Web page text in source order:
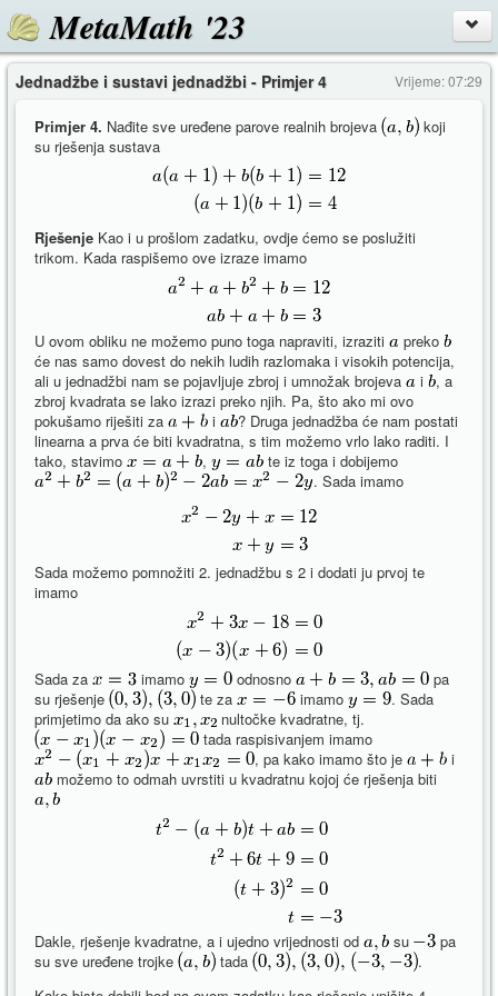
MetaMath '23
Vrijeme: 07:29
Jednadžbe i sustavi jednadžbi - Primjer 4
Primjer 4. Nađite sve uređene parove realnih brojeva
koji
su rješenja sustava
Rješenje Kao i u prošlom zadatku, ovdje ćemo se poslužiti
trikom. Kada raspišemo ove izraze imamo
U ovom obliku ne možemo puno toga napraviti, izraziti
preko
će nas samo dovest do nekih ludih razlomaka i visokih potencija,
ali u jednadžbi nam se pojavljuje zbroj i umnožak brojeva
i
, a
zbroj kvadrata se lako izrazi preko njih. Pa, što ako mi ovo
pokušamo riješiti za
i
? Druga jednadžba će nam postati
linearna a prva će biti kvadratna, s tim možemo vrlo lako raditi. I
tako, stavimo
,
te iz toga i dobijemo
. Sada imamo
Sada možemo pomnožiti 2. jednadžbu s 2 i dodati ju prvoj te
imamo
Sada za imamo odnosno
pa
su rješenje
te za imamo
. Sada
primjetimo da ako su
nultočke kvadratne, tj.
tada raspisivanjem imamo
, pa kako imamo što je
i
možemo to odmah uvrstiti u kvadratnu kojoj će rješenja biti
Dakle, rješenje kvadratne, a i ujedno vrijednosti od su
pa
su sve uređene trojke
tada
.